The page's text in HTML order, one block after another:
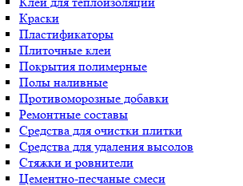
Краски
Пластификаторы
Плиточные клеи
Покрытия полимерные
Полы наливные
Противоморозные добавки
Ремонтные составы
Средства для очистки плитки
Средства для удаления высолов
Стяжки и ровнители
Цементно-песчаные смеси